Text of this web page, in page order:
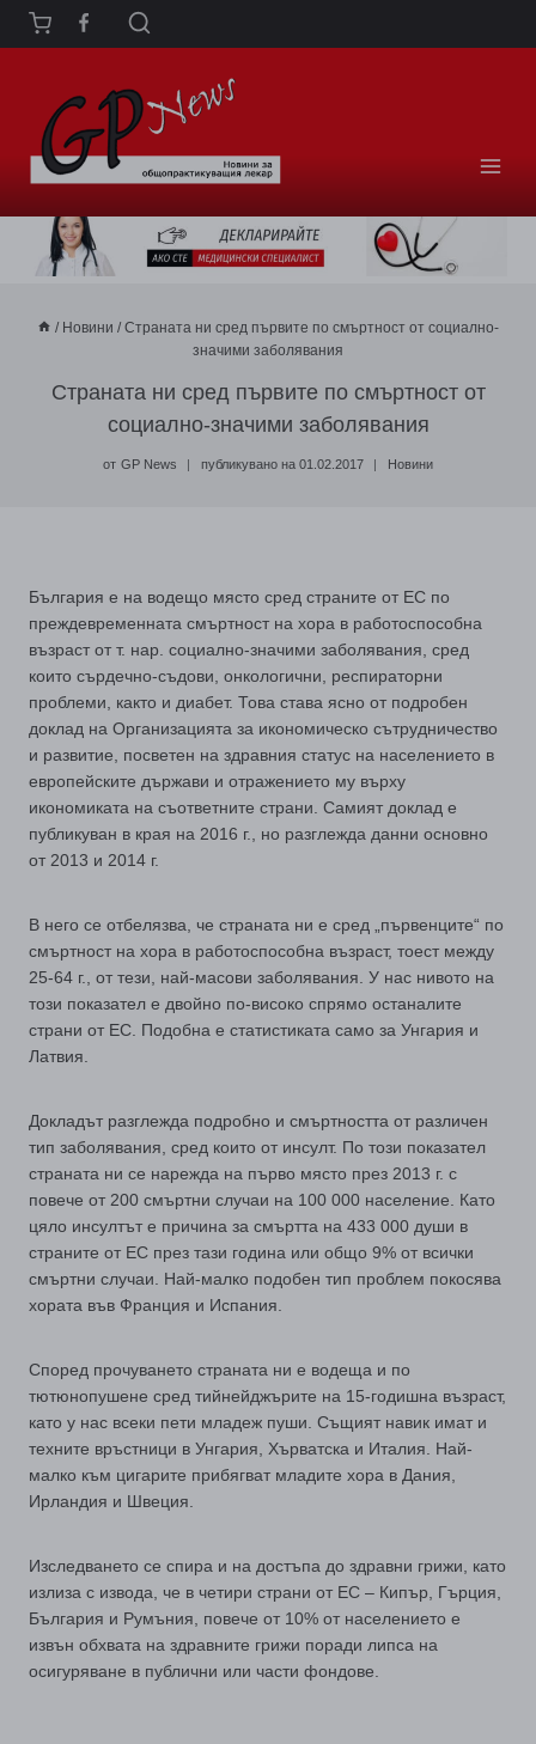
Към
съдържанието
/ Новини / Страната ни сред първите по смъртност от социално-
значими заболявания
Страната ни сред първите по смъртност от
социално-значими заболявания
от GP News публикувано на 01.02.2017 Новини
България е на водещо място сред страните от ЕС по
преждевременната смъртност на хора в работоспособна
възраст от т. нар. социално-значими заболявания, сред
които сърдечно-съдови, онкологични, респираторни
проблеми, както и диабет. Това става ясно от подробен
доклад на Организацията за икономическо сътрудничество
и развитие, посветен на здравния статус на населението в
европейските държави и отражението му върху
икономиката на съответните страни. Самият доклад е
публикуван в края на 2016 г., но разглежда данни основно
от 2013 и 2014 г.
В него се отбелязва, че страната ни е сред „първенците“ по
смъртност на хора в работоспособна възраст, тоест между
25-64 г., от тези, най-масови заболявания. У нас нивото на
този показател е двойно по-високо спрямо останалите
страни от ЕС. Подобна е статистиката само за Унгария и
Латвия.
Докладът разглежда подробно и смъртността от различен
тип заболявания, сред които от инсулт. По този показател
страната ни се нарежда на първо място през 2013 г. с
повече от 200 смъртни случаи на 100 000 население. Като
цяло инсултът е причина за смъртта на 433 000 души в
страните от ЕС през тази година или общо 9% от всички
смъртни случаи. Най-малко подобен тип проблем покосява
хората във Франция и Испания.
Според прочуването страната ни е водеща и по
тютюнопушене сред тийнейджърите на 15-годишна възраст,
като у нас всеки пети младеж пуши. Същият навик имат и
техните връстници в Унгария, Хърватска и Италия. Най-
малко към цигарите прибягват младите хора в Дания,
Ирландия и Швеция.
Изследването се спира и на достъпа до здравни грижи, като
излиза с извода, че в четири страни от ЕС – Кипър, Гърция,
България и Румъния, повече от 10% от населението е
извън обхвата на здравните грижи поради липса на
осигуряване в публични или части фондове.